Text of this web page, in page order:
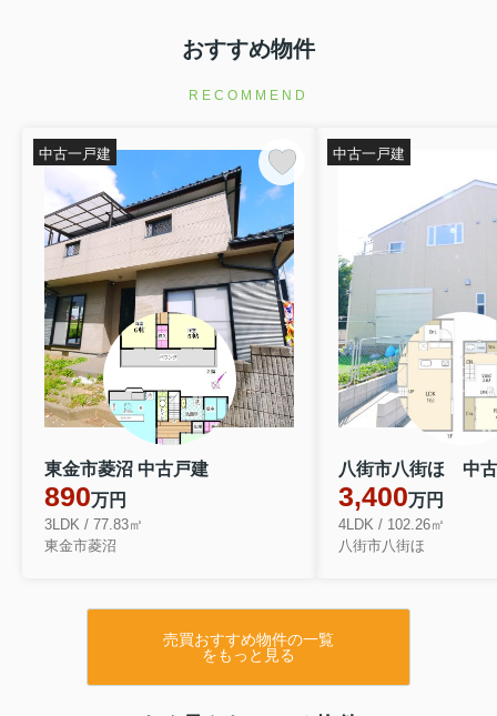
おすすめ物件
RECOMMEND
東金市菱沼 中古戸建
890万円
3LDK / 77.83㎡
東金市菱沼
中古一戸建
八街市八街ほ 中
3,400万円
4LDK / 102.26㎡
八街市八街ほ
中古一戸建
売買おすすめ物件の一覧
をもっと見る